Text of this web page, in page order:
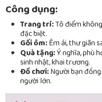
Công dụng:
Trang trí:Tô điểm
đặc biệt.
Gối ôm:Êm ái, thư giãn
Quà tặng:Ý nghĩa, phù
sinh nhật, khai trương.
Đồ chơi:Người bạn
người lớn.